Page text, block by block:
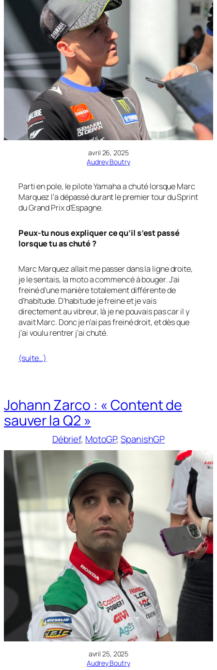
avril 26, 2025
Audrey Boutry
Parti en pole, le pilote Yamaha a chuté lorsque Marc
Marquez l’a dépassé durant le premier tour du Sprint
du Grand Prix d’Espagne.
Peux-tu nous expliquer ce qu’il s’est passé
lorsque tu as chuté ?
Marc Marquez allait me passer dans la ligne droite,
je le sentais, la moto a commencé à bouger. J’ai
freiné d’une manière totalement différente de
d’habitude. D’habitude je freine et je vais
directement au vibreur, là je ne pouvais pas car il y
avait Marc. Donc je n’ai pas freiné droit, et dès que
j’ai voulu rentrer j’ai chuté.
(suite…)
Johann Zarco : « Content de
sauver la Q2 »
Débrief, MotoGP, SpanishGP
avril 25, 2025
Audrey Boutry